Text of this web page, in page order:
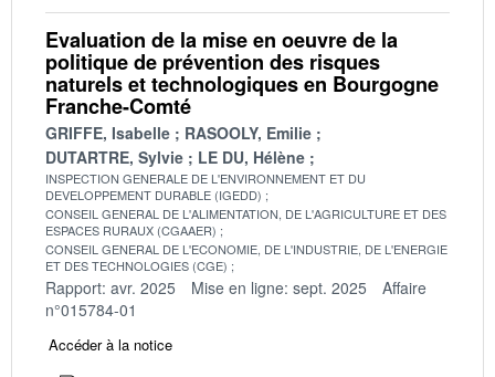
Evaluation de la mise en oeuvre de la
politique de prévention des risques
naturels et technologiques en Bourgogne
Franche-Comté
GRIFFE, Isabelle
RASOOLY, Emilie
DUTARTRE, Sylvie
LE DU, Hélène
INSPECTION GENERALE DE L'ENVIRONNEMENT ET DU
DEVELOPPEMENT DURABLE (IGEDD)
CONSEIL GENERAL DE L'ALIMENTATION, DE L'AGRICULTURE ET DES
ESPACES RURAUX (CGAAER)
CONSEIL GENERAL DE L'ECONOMIE, DE L'INDUSTRIE, DE L'ENERGIE
ET DES TECHNOLOGIES (CGE)
Rapport: avr. 2025 Mise en ligne: sept. 2025
Affaire
n°015784-01
Accéder à la notice